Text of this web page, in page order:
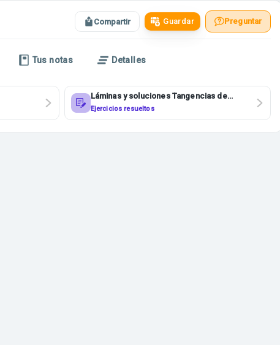
Compartir Guardar Preguntar
Tus notas Detalles
Láminas y soluciones Tangencias de
Apolonio 2BACHI
Ejercicios resueltos